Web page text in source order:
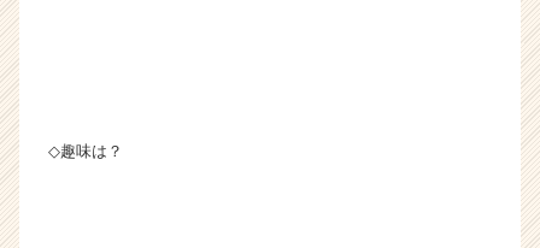
◇趣味は？